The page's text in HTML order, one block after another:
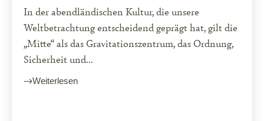
In der abendländischen Kultur, die unsere
Weltbetrachtung entscheidend geprägt hat, gilt die
„Mitte“ als das Gravitationszentrum, das Ordnung,
Sicherheit und...
Weiterlesen